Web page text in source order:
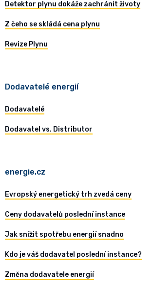
Detektor plynu dokáže zachránit životy
Z čeho se skládá cena plynu
Revize Plynu
Dodavatelé energií
Dodavatelé
Dodavatel vs. Distributor
energie.cz
Evropský energetický trh zvedá ceny
Ceny dodavatelů poslední instance
Jak snížit spotřebu energií snadno
Kdo je váš dodavatel poslední instance?
Změna dodavatele energií